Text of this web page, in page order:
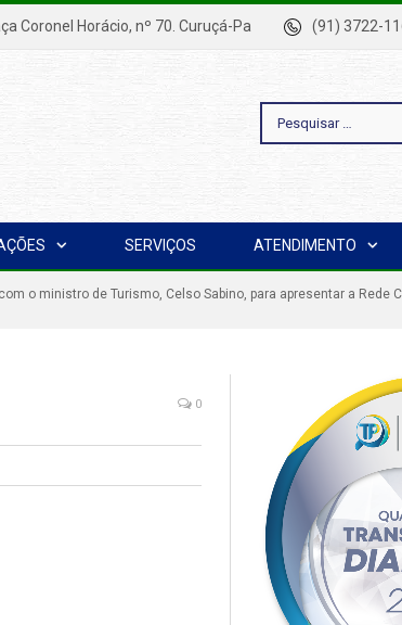
Coronel Horácio, nº 70. Curuçá-Pa (91) 3722-
Pesquisar
por:
SERVIÇOS ATENDIMENTO
o ministro de Turismo, Celso Sabino, para apresentar a Rede
0